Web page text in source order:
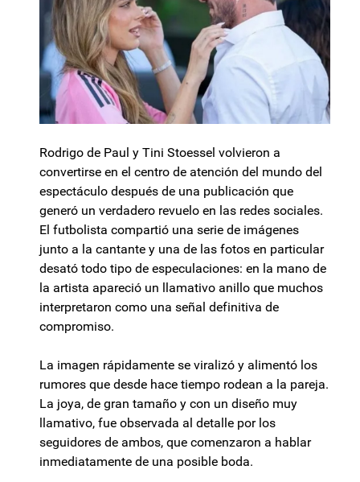
Rodrigo de Paul y Tini Stoessel volvieron a
convertirse en el centro de atención del mundo del
espectáculo después de una publicación que
generó un verdadero revuelo en las redes sociales.
El futbolista compartió una serie de imágenes
junto a la cantante y una de las fotos en particular
desató todo tipo de especulaciones: en la mano de
la artista apareció un llamativo anillo que muchos
interpretaron como una señal definitiva de
compromiso.
La imagen rápidamente se viralizó y alimentó los
rumores que desde hace tiempo rodean a la pareja.
La joya, de gran tamaño y con un diseño muy
llamativo, fue observada al detalle por los
seguidores de ambos, que comenzaron a hablar
inmediatamente de una posible boda.